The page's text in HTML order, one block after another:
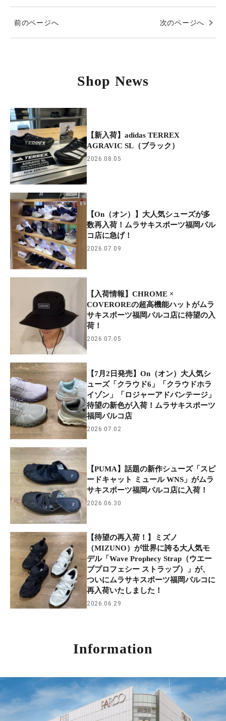
前のページへ 次のページへ
Shop News
【新入荷】adidas TERREX
AGRAVIC SL（ブラック）
2026.08.05
【On（オン）】大人気シューズが多
数再入荷！ムラサキスポーツ福岡パル
コ店に急げ！
2026.07.09
【入荷情報】CHROME ×
COVEROREの超高機能ハットがムラ
サキスポーツ福岡パルコ店に待望の入
荷！
2026.07.05
【7月2日発売】On（オン）大人気シ
ューズ「クラウド6」「クラウドホラ
イゾン」「ロジャーアドバンテージ」
待望の新色が入荷！ムラサキスポーツ
福岡パルコ店
2026.07.02
【PUMA】話題の新作シューズ「スピ
ードキャット ミュール WNS」がムラ
サキスポーツ福岡パルコ店に入荷！
2026.06.30
【待望の再入荷！】ミズノ
（MIZUNO）が世界に誇る大人気モ
デル「Wave Prophecy Strap（ウエー
ブプロフェシー ストラップ）」が、
ついにムラサキスポーツ福岡パルコに
再入荷いたしました！
2026.06.29
Information